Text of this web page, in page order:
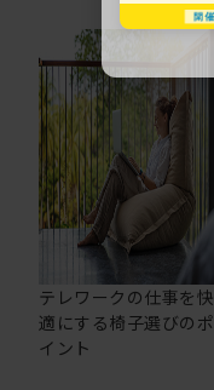
テレワークの仕事を快
適にする椅子選びのポ
イント